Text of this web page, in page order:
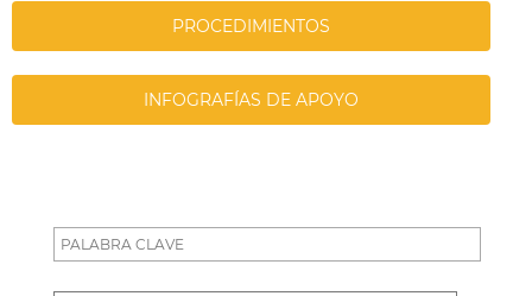
PROCEDIMIENTOS
INFOGRAFÍAS DE APOYO